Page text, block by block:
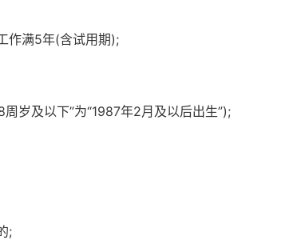
作满5年(含试用期);
岁及以下”为“1987年2月及以后出生”);
;